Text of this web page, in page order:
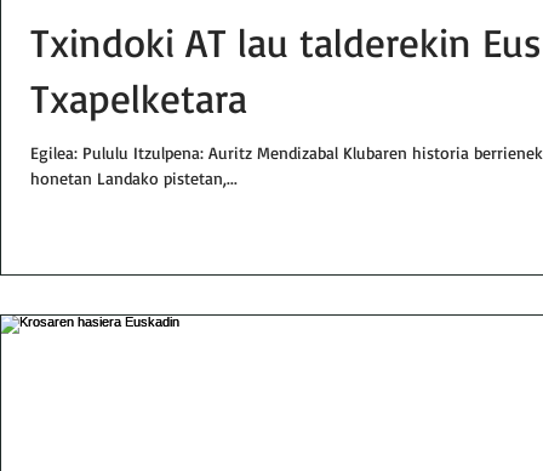
Txindoki AT lau talderekin
Txapelketara
Egilea: Pululu Itzulpena: Auritz Mendizabal Klubaren historia
honetan Landako pistetan,...